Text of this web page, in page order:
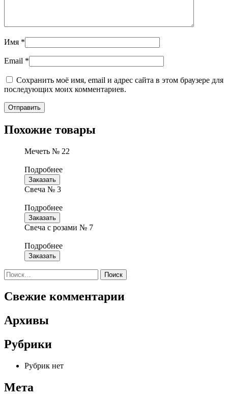
Имя *
Email *
Сохранить моё имя, email и адрес сайта в этом браузере для
последующих моих комментариев.
Похожие товары
Мечеть № 22
Подробнее
Заказать
Свеча № 3
Подробнее
Заказать
Свеча с розами № 7
Подробнее
Заказать
Найти:
Свежие комментарии
Архивы
Рубрики
Рубрик нет
Мета